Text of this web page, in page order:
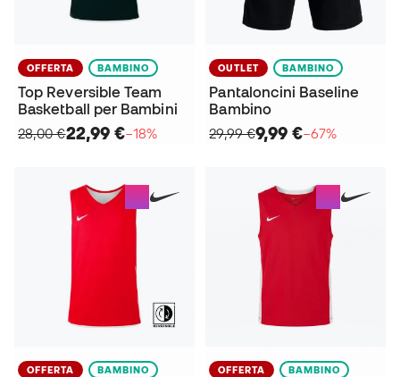
OFFERTA BAMBINO
Top Reversible Team
Basketball per Bambini
28,00 €22,99 €−18%
OUTLET BAMBINO
Pantaloncini Baseline
Bambino
29,99 €9,99 €−67%
OFFERTA BAMBINO OFFERTA BAMBINO